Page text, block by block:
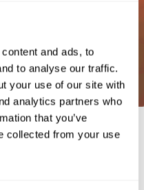
and ads, to
to analyse our traffic.
your use of our site with
analytics partners who
that you’ve
collected from your use